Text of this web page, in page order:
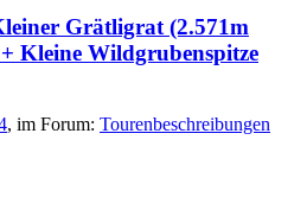
Grätligrat (2.571m
Kleine Wildgrubenspitze
, im Forum: Tourenbeschreibungen